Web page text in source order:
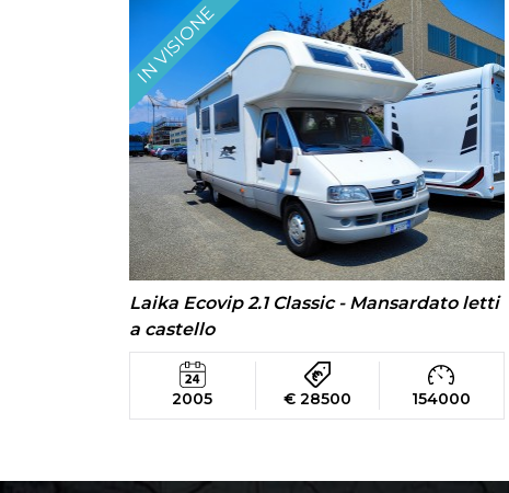
IN VISIONE
Laika Ecovip 2.1 Classic - Mansardato letti
a castello
2005 € 28500 154000